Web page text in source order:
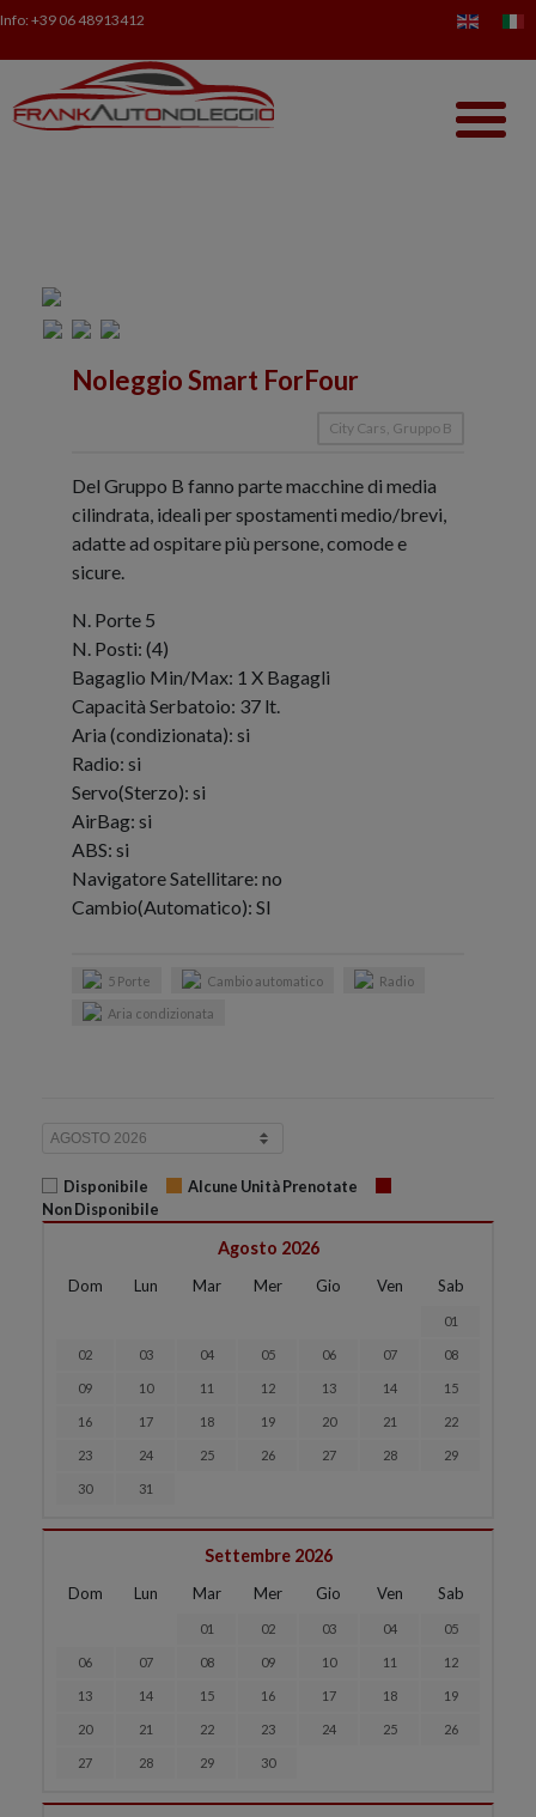
Info: +39 06 48913412
Noleggio Smart ForFour
City Cars, Gruppo B
Del Gruppo B fanno parte macchine di media
cilindrata, ideali per spostamenti medio/brevi,
adatte ad ospitare più persone, comode e
sicure.
N. Porte 5
N. Posti: (4)
Bagaglio Min/Max: 1 X Bagagli
Capacità Serbatoio: 37 lt.
Aria (condizionata): si
Radio: si
Servo(Sterzo): si
AirBag: si
ABS: si
Navigatore Satellitare: no
Cambio(Automatico): SI
5 Porte Cambio automatico Radio
Aria condizionata
Disponibile
Alcune Unità Prenotate
Non Disponibile
Agosto 2026
Dom Lun Mar Mer Gio Ven Sab
01
02 03 04 05 06 07 08
09 10 11 12 13 14 15
16 17 18 19 20 21 22
23 24 25 26 27 28 29
30 31
Settembre 2026
Dom Lun Mar Mer Gio Ven Sab
01 02 03 04 05
06 07 08 09 10 11 12
13 14 15 16 17 18 19
20 21 22 23 24 25 26
27 28 29 30